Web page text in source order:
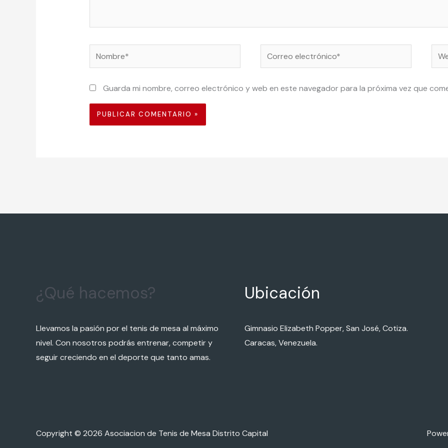
Nombre*
Correo
electrónico*
Web
Guarda mi nombre, correo electrónico y web en este navegador para la próxima vez que
¿Qué hacemos?
Llevamos la pasión por el tenis de mesa al máximo
nivel. Con nosotros podrás entrenar, competir y
seguir creciendo en el deporte que tanto amas.
Ubicación
Gimnasio Elizabeth Popper, San José, Cotiza.
Caracas, Venezuela.
Copyright © 2026 Asociacion de Tenis de Mesa Distrito Capital